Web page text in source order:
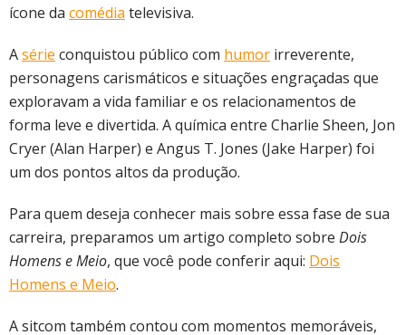
ícone da comédia televisiva.
Asérie conquistou público com humor irreverente,
personagens carismáticos e situações engraçadas que
exploravam a vida familiar e os relacionamentos de
forma leve e divertida. A química entre Charlie Sheen, Jon
Cryer (Alan Harper) e Angus T. Jones (Jake Harper) foi
um dos pontos altos da produção.
Para quem deseja conhecer mais sobre essa fase de sua
carreira, preparamos um artigo completo sobre Dois
Homens e Meio, que você pode conferir aqui: Dois
Homens e Meio.
A sitcom também contou com momentos memoráveis,